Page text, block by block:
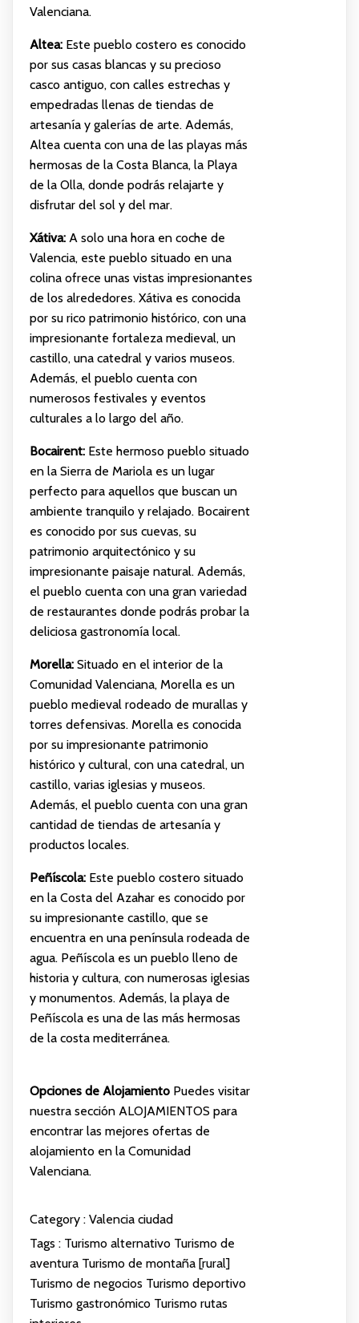
Valenciana.
Altea:Este pueblo costero es conocido
por sus casas blancas y su precioso
casco antiguo, con calles estrechas y
empedradas llenas de tiendas de
artesanía y galerías de arte. Además,
Altea cuenta con una de las playas más
hermosas de la Costa Blanca, la Playa
de la Olla, donde podrás relajarte y
disfrutar del sol y del mar.
Xátiva:A solo una hora en coche de
Valencia, este pueblo situado en una
colina ofrece unas vistas impresionantes
de los alrededores. Xátiva es conocida
por su rico patrimonio histórico, con una
impresionante fortaleza medieval, un
castillo, una catedral y varios museos.
Además, el pueblo cuenta con
numerosos festivales y eventos
culturales a lo largo del año.
Bocairent:Este hermoso pueblo situado
en la Sierra de Mariola es un lugar
perfecto para aquellos que buscan un
ambiente tranquilo y relajado. Bocairent
es conocido por sus cuevas, su
patrimonio arquitectónico y su
impresionante paisaje natural. Además,
el pueblo cuenta con una gran variedad
de restaurantes donde podrás probar la
deliciosa gastronomía local.
Morella:Situado en el interior de la
Comunidad Valenciana, Morella es un
pueblo medieval rodeado de murallas y
torres defensivas. Morella es conocida
por su impresionante patrimonio
histórico y cultural, con una catedral, un
castillo, varias iglesias y museos.
Además, el pueblo cuenta con una gran
cantidad de tiendas de artesanía y
productos locales.
Peñíscola:Este pueblo costero situado
en la Costa del Azahar es conocido por
su impresionante castillo, que se
encuentra en una península rodeada de
agua. Peñíscola es un pueblo lleno de
historia y cultura, con numerosas iglesias
y monumentos. Además, la playa de
Peñíscola es una de las más hermosas
de la costa mediterránea.
Opciones de AlojamientoPuedes visitar
nuestra sección ALOJAMIENTOS para
encontrar las mejores ofertas de
alojamiento en la Comunidad
Valenciana.
Category : Valencia ciudad
Tags : Turismo alternativo Turismo de
aventura Turismo de montaña [rural]
Turismo de negocios Turismo deportivo
Turismo gastronómico Turismo rutas